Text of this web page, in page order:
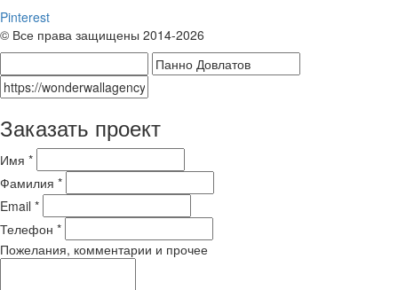
Pinterest
© Все права защищены 2014-2026
Заказать проект
Имя *
Фамилия *
Email *
Телефон *
Пожелания, комментарии и прочее